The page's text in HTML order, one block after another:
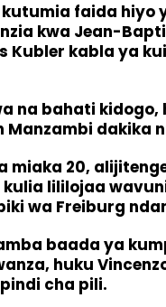
faida hiyo
kwa Jean-
Kubler kabla ya
na bahati
dakika
miaka 20,
lililojaa
wa Freiburg
baada ya
huku
cha pili.